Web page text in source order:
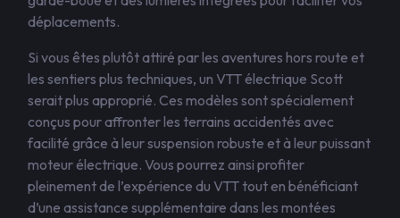
déplacements.
Si vous êtes plutôt attiré par les aventures hors route et
les sentiers plus techniques, un VTT électrique Scott
serait plus approprié. Ces modèles sont spécialement
conçus pour affronter les terrains accidentés avec
facilité grâce à leur suspension robuste et à leur puissant
moteur électrique. Vous pourrez ainsi profiter
pleinement de l’expérience du VTT tout en bénéficiant
d’une assistance supplémentaire dans les montées